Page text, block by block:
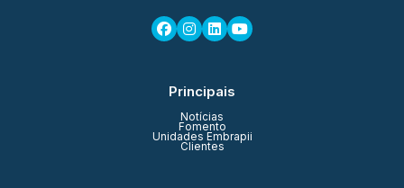
Principais
Notícias
Fomento
Unidades Embrapii
Clientes